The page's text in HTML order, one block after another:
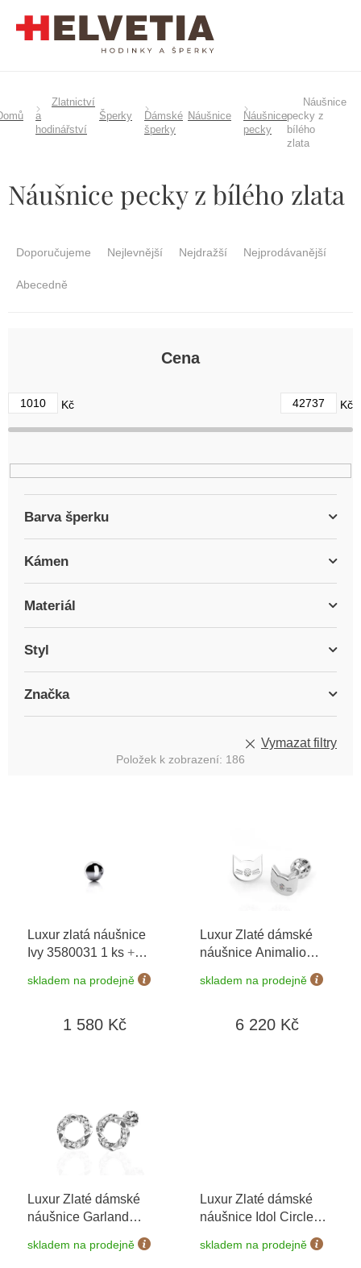
Zlatnictví
a
hodinářství
Šperky
Dámské
šperky
Náušnice
Náušnice
pecky
Náušnice
pecky z
bílého
zlata
Náušnice pecky z bílého zlata
d
u
k
ů
Doporučujeme Nejlevnější Nejdražší Nejprodávanější
Abecedně
Cena
1010 Kč 42737 Kč
Barva šperku
Kámen
Materiál
Styl
Značka
Vymazat filtry
Položek k zobrazení: 186
Luxur zlatá náušnice
Ivy 3580031 1 ks +
možnost výměny do 90
dní
skladem na prodejně
1 580 Kč
Luxur Zlaté dámské
náušnice Animalio
Kitty 6680687-0-0-1+
možnost výměny do 90
skladem na prodejně
6 220 Kč
Luxur Zlaté dámské
náušnice Garland
možnost výměny do 90
skladem na prodejně
Luxur Zlaté dámské
náušnice Idol Circle
skladem na prodejně